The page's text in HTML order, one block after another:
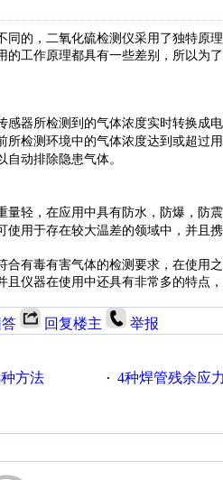
同的，二氧化硫检测仪采用了独特原
的工作原理都具有一些差别，所以为
感器所检测到的气体浓度实时转换成
所检测环境中的气体浓度达到或超过
自动排除隐患气体。
量轻， 在应用中具有防水 ， 防爆 ， 防震
使用于存在较大温差的领域中 ， 并且
合有毒有害气体的检测要求，在使用
且仪器在使用中还具有非常多的特点
回复楼主 举报
方法 · 4种焊管残余应